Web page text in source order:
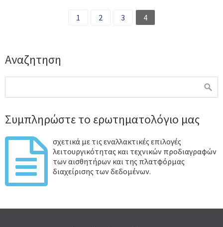
1 2 3 4
Αναζητηση
Συμπληρώστε το ερωτηματολόγιο μας
σχετικά με τις εναλλακτικές επιλογές
λειτουργικότητας και τεχνικών προδιαγραφών
των αισθητήρων και της πλατφόρμας
διαχείρισης των δεδομένων.